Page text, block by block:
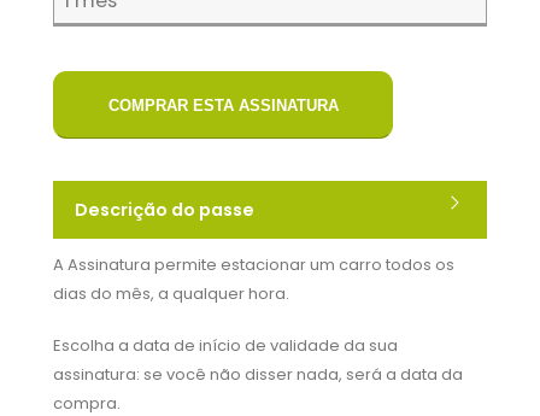
COMPRAR ESTA ASSINATURA
Descrição do passe
A Assinatura permite estacionar um carro todos os
dias do mês, a qualquer hora.
Escolha a data de início de validade da sua
assinatura: se você não disser nada, será a data da
compra.